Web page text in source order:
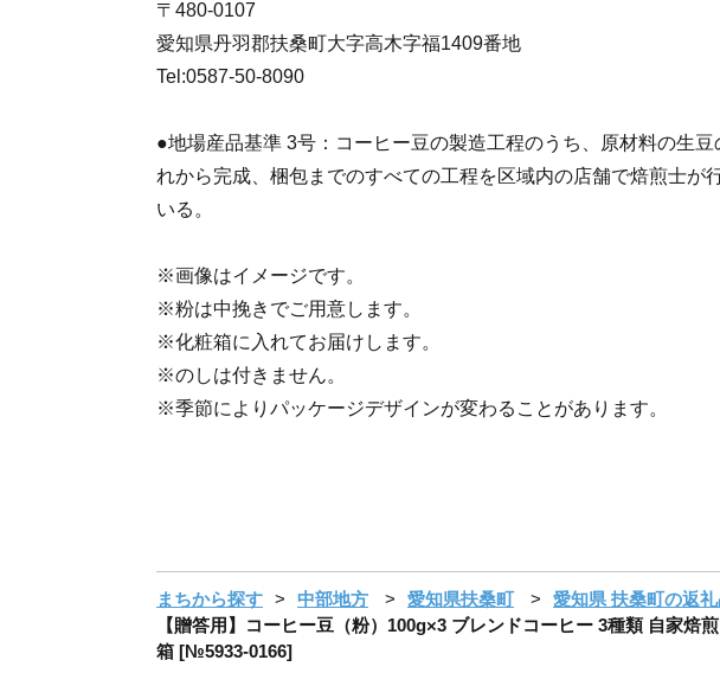
〒480-0107
愛知県丹羽郡扶桑町大字高木字福1409番地
Tel:0587-50-8090
●地場産品基準 3号：コーヒー豆の製造工程のうち、原材料の生豆
れから完成、梱包までのすべての工程を区域内の店舗で焙煎士が
いる。
※画像はイメージです。
※粉は中挽きでご用意します。
※化粧箱に入れてお届けします。
※のしは付きません。
※季節によりパッケージデザインが変わることがあります。
まちから探す 中部地方 愛知県扶桑町
愛知県 扶桑町の返
【贈答用】コーヒー豆（粉）100g×3 ブレンドコーヒー 3種類 自家
箱 [№5933-0166]